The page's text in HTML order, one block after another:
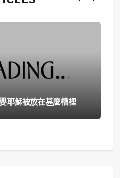
耶穌被放在甚麼槽裡